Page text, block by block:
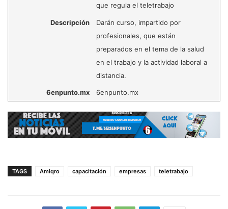
que regula el teletrabajo
Descripción
Darán curso, impartido por
profesionales, que están
preparados en el tema de la salud
en el trabajo y la actividad laboral a
distancia.
6enpunto.mx 6enpunto.mx
TAGS Amiqro capacitación empresas teletrabajo